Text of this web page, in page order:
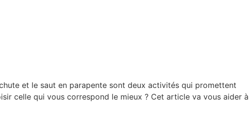
et le saut en parapente sont deux activités qui promettent
celle qui vous correspond le mieux ? Cet article va vous aider à